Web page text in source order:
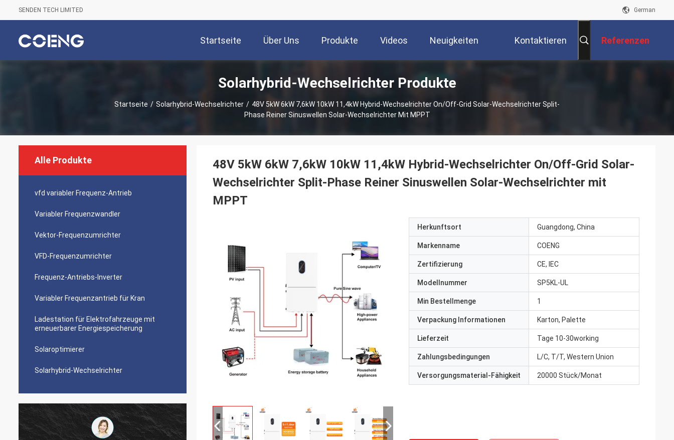
SENDEN TECH LIMITED German
Startseite Über Uns Produkte Videos Neuigkeiten Kontaktieren Referenzen
Solarhybrid-Wechselrichter Produkte
Startseite / Solarhybrid-Wechselrichter / 48V 5kW 6kW 7,6kW 10kW 11,4kW Hybrid-Wechselrichter On/Off-Grid Solar-Wechselrichter Split-
Phase Reiner Sinuswellen Solar-Wechselrichter Mit MPPT
Alle Produkte
vfd variabler Frequenz-Antrieb
Variabler Frequenzwandler
Vektor-Frequenzumrichter
VFD-Frequenzumrichter
Frequenz-Antriebs-Inverter
Variabler Frequenzantrieb für Kran
Ladestation für Elektrofahrzeuge mit
erneuerbarer Energiespeicherung
Solaroptimierer
Solarhybrid-Wechselrichter
48V 5kW 6kW 7,6kW 10kW 11,4kW Hybrid-Wechselrichter On/Off-Grid Solar-
Wechselrichter Split-Phase Reiner Sinuswellen Solar-Wechselrichter mit
MPPT
Herkunftsort Guangdong, China
Markenname COENG
Zertifizierung CE, IEC
Modellnummer SP5KL-UL
Min Bestellmenge 1
Verpackung Informationen Karton, Palette
Lieferzeit Tage 10-30working
Zahlungsbedingungen L/C, T/T, Western Union
Versorgungsmaterial-Fähigkeit 20000 Stück/Monat